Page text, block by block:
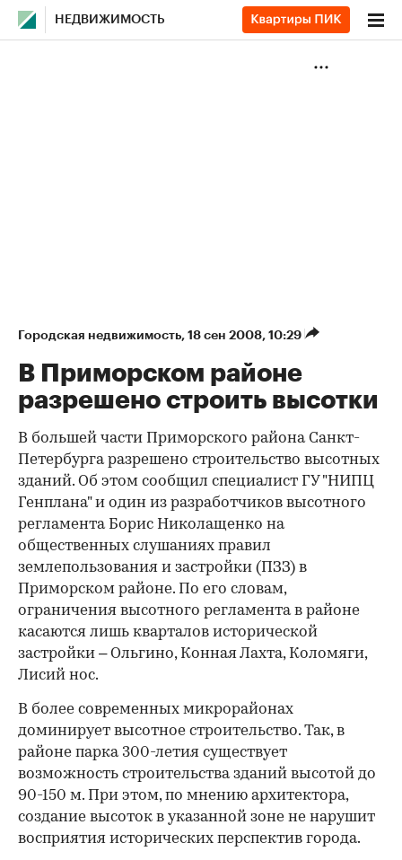
НЕДВИЖИМОСТЬ
Городская недвижимость⁠, 18 сен 2008, 10:29
В Приморском районе
разрешено строить высотки
В большей части Приморского района Санкт-
Петербурга разрешено строительство высотных
зданий. Об этом сообщил специалист ГУ "НИПЦ
Генплана" и один из разработчиков высотного
регламента Борис Николащенко на
общественных слушаниях правил
землепользования и застройки (ПЗЗ) в
Приморском районе. По его словам,
ограничения высотного регламента в районе
касаются лишь кварталов исторической
застройки – Ольгино, Конная Лахта, Коломяги,
Лисий нос.
В более современных микрорайонах
доминирует высотное строительство. Так, в
районе парка 300-летия существует
возможность строительства зданий высотой до
90-150 м. При этом, по мнению архитектора,
создание высоток в указанной зоне не нарушит
восприятия исторических перспектив города.